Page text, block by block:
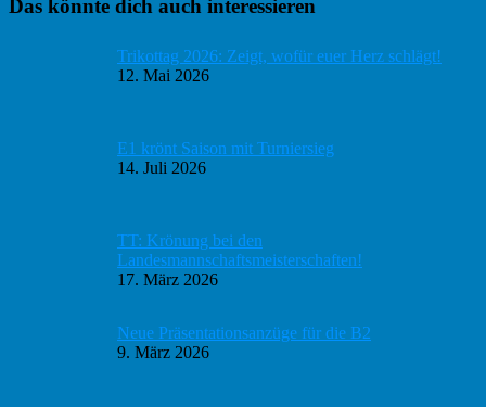
Haupt-
Das könnte dich auch interessieren
Trikottag 2026: Zeigt, wofür euer Herz schlägt!
12. Mai 2026
E1 krönt Saison mit Turniersieg
14. Juli 2026
TT: Krönung bei den
Landesmannschaftsmeisterschaften!
17. März 2026
Neue Präsentationsanzüge für die B2
9. März 2026